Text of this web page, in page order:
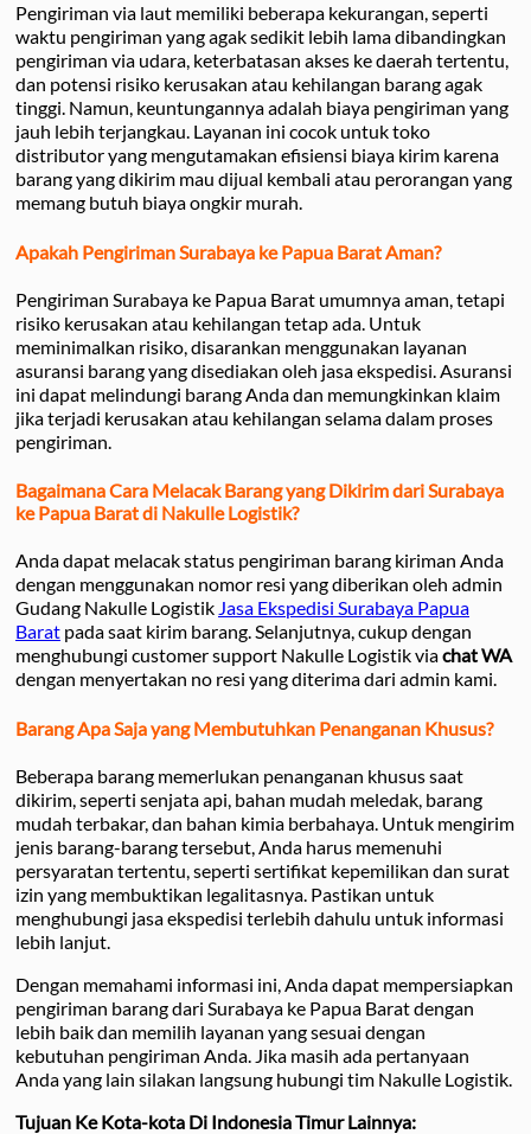
Pengiriman via laut memiliki beberapa kekurangan, seperti
waktu pengiriman yang agak sedikit lebih lama dibandingkan
pengiriman via udara, keterbatasan akses ke daerah tertentu,
dan potensi risiko kerusakan atau kehilangan barang agak
tinggi. Namun, keuntungannya adalah biaya pengiriman yang
jauh lebih terjangkau. Layanan ini cocok untuk toko
distributor yang mengutamakan efisiensi biaya kirim karena
barang yang dikirim mau dijual kembali atau perorangan yang
memang butuh biaya ongkir murah.
Apakah Pengiriman Surabaya ke Papua Barat Aman?
Pengiriman Surabaya ke Papua Barat umumnya aman, tetapi
risiko kerusakan atau kehilangan tetap ada. Untuk
meminimalkan risiko, disarankan menggunakan layanan
asuransi barang yang disediakan oleh jasa ekspedisi. Asuransi
ini dapat melindungi barang Anda dan memungkinkan klaim
jika terjadi kerusakan atau kehilangan selama dalam proses
pengiriman.
Bagaimana Cara Melacak Barang yang Dikirim dari Surabaya
ke Papua Barat di Nakulle Logistik?
Anda dapat melacak status pengiriman barang kiriman Anda
dengan menggunakan nomor resi yang diberikan oleh admin
Gudang Nakulle Logistik Jasa Ekspedisi Surabaya Papua
Barat pada saat kirim barang. Selanjutnya, cukup dengan
menghubungi customer support Nakulle Logistik viachat WA
dengan menyertakan no resi yang diterima dari admin kami.
Barang Apa Saja yang Membutuhkan Penanganan Khusus?
Beberapa barang memerlukan penanganan khusus saat
dikirim, seperti senjata api, bahan mudah meledak, barang
mudah terbakar, dan bahan kimia berbahaya. Untuk mengirim
jenis barang-barang tersebut, Anda harus memenuhi
persyaratan tertentu, seperti sertifikat kepemilikan dan surat
izin yang membuktikan legalitasnya. Pastikan untuk
menghubungi jasa ekspedisi terlebih dahulu untuk informasi
lebih lanjut.
Dengan memahami informasi ini, Anda dapat mempersiapkan
pengiriman barang dari Surabaya ke Papua Barat dengan
lebih baik dan memilih layanan yang sesuai dengan
kebutuhan pengiriman Anda. Jika masih ada pertanyaan
Anda yang lain silakan langsung hubungi tim Nakulle Logistik.
Tujuan Ke Kota-kota Di Indonesia Timur Lainnya: